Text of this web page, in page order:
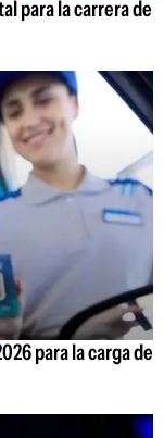
para la carrera de
para la carga de